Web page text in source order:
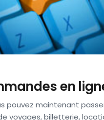
en
pouvez maintenant
voyages, billetterie,